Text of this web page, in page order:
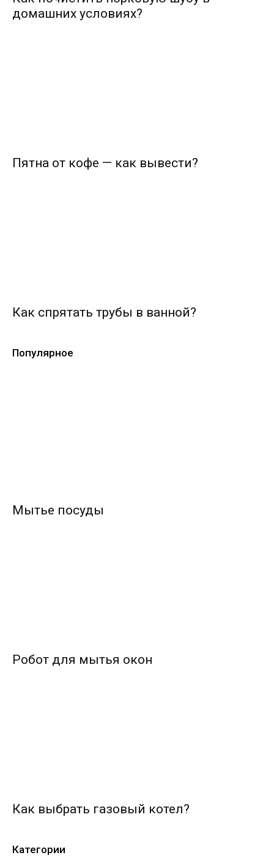
домашних условиях?
Пятна от кофе — как вывести?
Как спрятать трубы в ванной?
Популярное
Мытье посуды
Робот для мытья окон
Как выбрать газовый котел?
Категории